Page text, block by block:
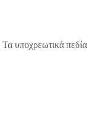
Τα υποχρεωτικά πεδία